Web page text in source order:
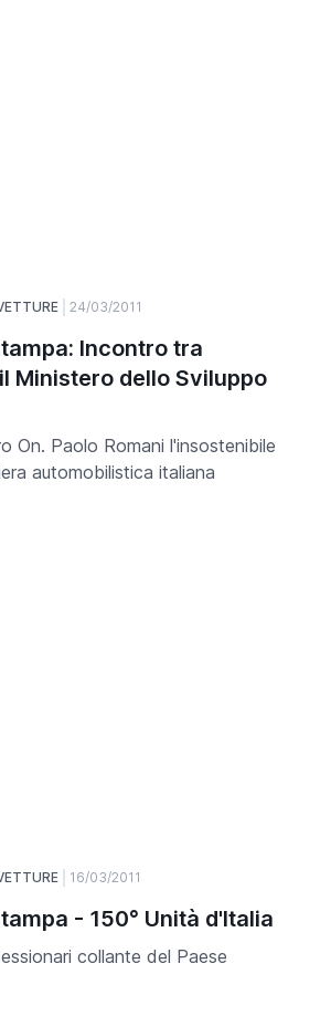
24/03/2011
Incontro tra
Ministero dello Sviluppo
On. Paolo Romani l'insostenibile
automobilistica italiana
16/03/2011
- 150° Unità d'Italia
collante del Paese